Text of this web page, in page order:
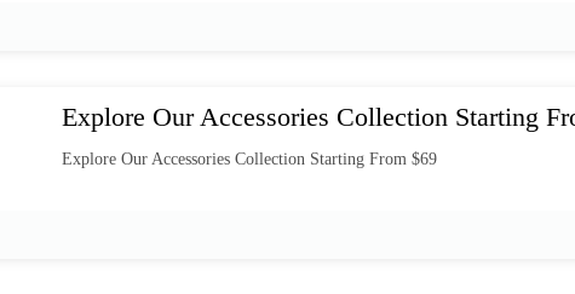
Explore Our Accessories Collection Starting
Explore Our Accessories Collection Starting From $69